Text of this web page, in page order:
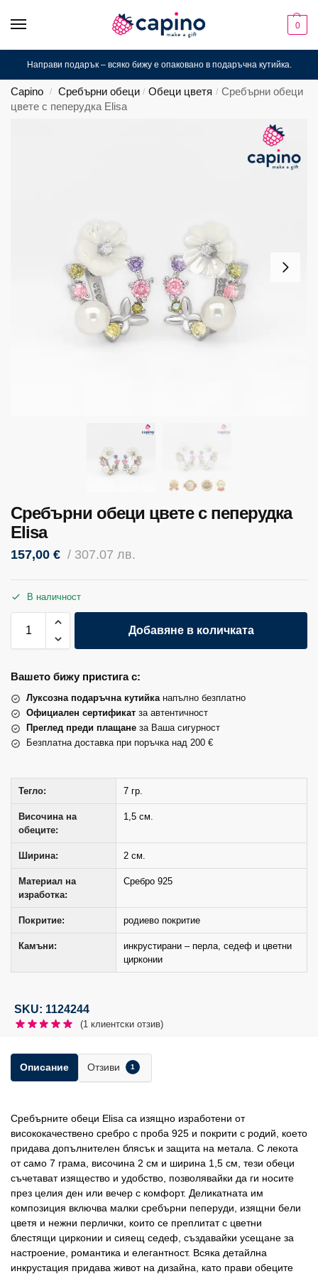
0
Направи подарък – всяко бижу е опаковано в подаръчна кутийка.
Capino / Сребърни обеци / Обеци цветя / Сребърни обеци
цвете с пеперудка Elisa
Сребърни обеци цвете с пеперудка
Elisa
157,00 € / 307.07 лв.
В наличност
Добавяне в количката
Вашето бижу пристига с:
Луксозна подаръчна кутийканапълно безплатно
Официален сертификат за автентичност
Преглед преди плащане за Ваша сигурност
Безплатна доставка при поръчка над 200 €
Тегло: 7 гр.
Височина на
обеците:
1,5 см.
Ширина: 2 см.
Материал на
изработка:
Сребро 925
Покритие: родиево покритие
Камъни:
инкрустирани – перла, седеф и цветни
цирконии
SKU: 1124244
(1 клиентски отзив)
Описание Отзиви 1
Сребърните обеци Elisa са изящно изработени от
висококачествено сребро с проба 925 и покрити с родий, което
придава допълнителен блясък и защита на метала. С лекота
от само 7 грама, височина 2 см и ширина 1,5 см, тези обеци
съчетават изящество и удобство, позволявайки да ги носите
през целия ден или вечер с комфорт. Деликатната им
композиция включва малки сребърни пеперуди, изящни бели
цветя и нежни перлички, които се преплитат с цветни
блестящи цирконии и сияещ седеф, създавайки усещане за
настроение, романтика и елегантност. Всяка детайлна
инкрустация придава живот на дизайна, като прави обеците